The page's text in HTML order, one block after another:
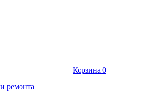
Корзина 0
ремонта